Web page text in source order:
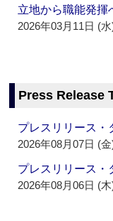
立地から職能発揮
2026年03月11日 (水
Press Release
プレスリリース
2026年08月07日 (金
プレスリリース
2026年08月06日 (木